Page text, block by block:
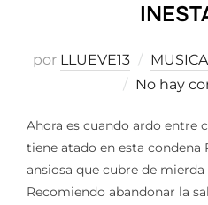
por LLUEVE13 MUSICA
No hay
Ahora es cuando ardo entre
tiene atado en esta condena
ansiosa que cubre de
Recomiendo abandonar la